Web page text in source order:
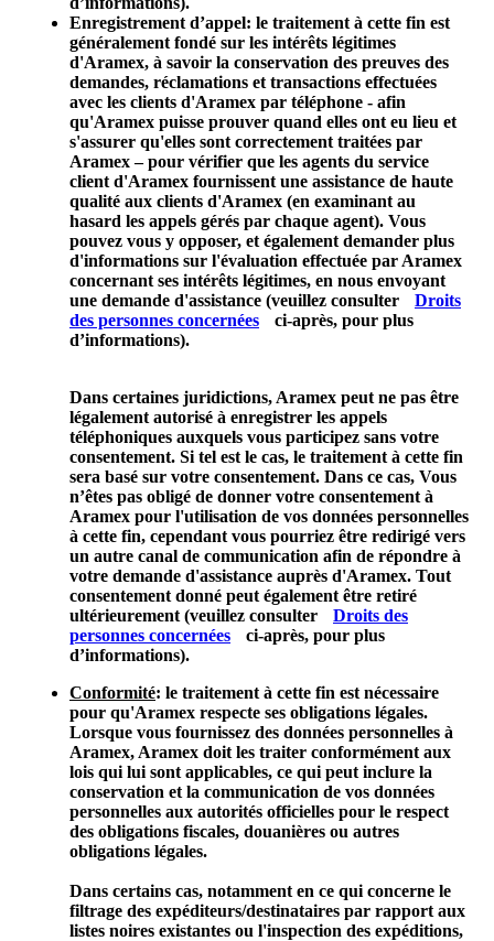
Enregistrement d’appel: le traitement à cette fin est
généralement fondé sur les intérêts légitimes
d'Aramex, à savoir la conservation des preuves des
demandes, réclamations et transactions effectuées
avec les clients d'Aramex par téléphone - afin
qu'Aramex puisse prouver quand elles ont eu lieu et
s'assurer qu'elles sont correctement traitées par
Aramex – pour vérifier que les agents du service
client d'Aramex fournissent une assistance de haute
qualité aux clients d'Aramex (en examinant au
hasard les appels gérés par chaque agent). Vous
pouvez vous y opposer, et également demander plus
d'informations sur l'évaluation effectuée par Aramex
concernant ses intérêts légitimes, en nous envoyant
une demande d'assistance (veuillez consulter
Droits
des personnes concernées
ci-après, pour plus
d’informations).
Dans certaines juridictions, Aramex peut ne pas être
légalement autorisé à enregistrer les appels
téléphoniques auxquels vous participez sans votre
consentement. Si tel est le cas, le traitement à cette fin
sera basé sur votre consentement. Dans ce cas, Vous
n’êtes pas obligé de donner votre consentement à
Aramex pour l'utilisation de vos données personnelles
à cette fin, cependant vous pourriez être redirigé vers
un autre canal de communication afin de répondre à
votre demande d'assistance auprès d'Aramex. Tout
consentement donné peut également être retiré
ultérieurement (veuillez consulter
Droits des
personnes concernées
ci-après, pour plus
d’informations).
Conformité: le traitement à cette fin est nécessaire
pour qu'Aramex respecte ses obligations légales.
Lorsque vous fournissez des données personnelles à
Aramex, Aramex doit les traiter conformément aux
lois qui lui sont applicables, ce qui peut inclure la
conservation et la communication de vos données
personnelles aux autorités officielles pour le respect
des obligations fiscales, douanières ou autres
obligations légales.
Dans certains cas, notamment en ce qui concerne le
filtrage des expéditeurs/destinataires par rapport aux
listes noires existantes ou l'inspection des expéditions,